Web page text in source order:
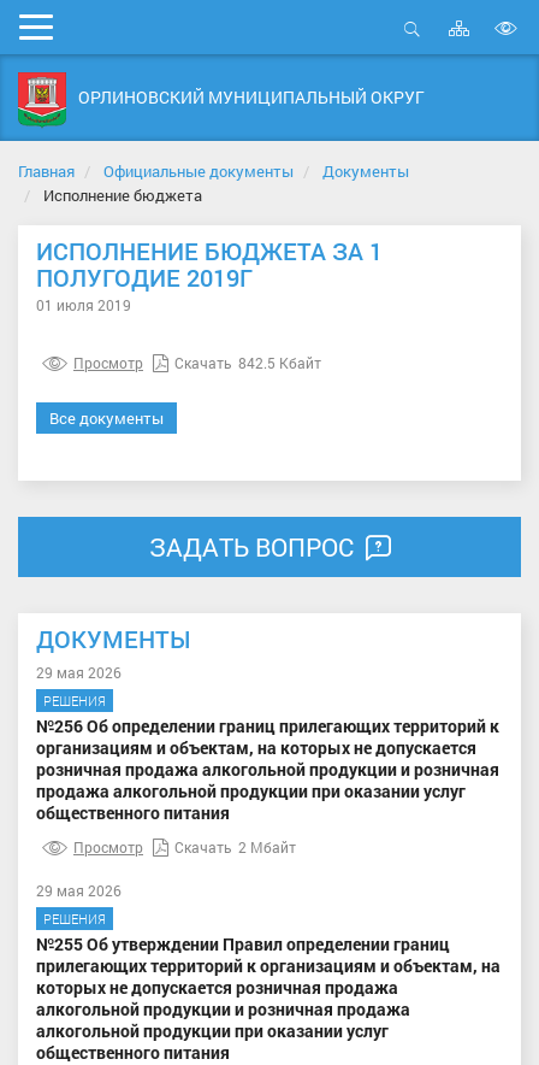
Мобильное
меню
Открыть
Карта
сайта
ОРЛИНОВСКИЙ МУНИЦИПАЛЬНЫЙ ОКРУГ
Главная Официальные документы
Документы
Исполнение бюджета
ИСПОЛНЕНИЕ БЮДЖЕТА ЗА 1
ПОЛУГОДИЕ 2019Г
01 июля 2019
Просмотр Скачать 842.5 Кбайт
Все документы
ЗАДАТЬ ВОПРОС
ДОКУМЕНТЫ
29 мая 2026
РЕШЕНИЯ
№256 Об определении границ прилегающих территорий к
организациям и объектам, на которых не допускается
розничная продажа алкогольной продукции и розничная
продажа алкогольной продукции при оказании услуг
общественного питания
Просмотр Скачать 2 Мбайт
29 мая 2026
РЕШЕНИЯ
№255 Об утверждении Правил определении границ
прилегающих территорий к организациям и объектам, на
которых не допускается розничная продажа
алкогольной продукции и розничная продажа
алкогольной продукции при оказании услуг
общественного питания